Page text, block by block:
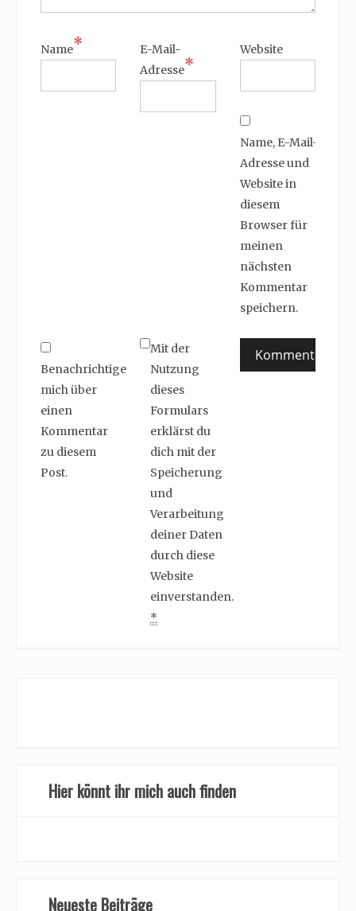
Name*
E-Mail-
Adresse*
Website
Name, E-Mail-
Adresse und
Website in
diesem
Browser für
meinen
nächsten
Kommentar
speichern.
Benachrichtige
mich über
einen
Kommentar
zu diesem
Post.
Mit der
Nutzung
dieses
Formulars
erklärst du
dich mit der
Speicherung
und
Verarbeitung
deiner Daten
durch diese
Website
einverstanden.
*
Hier könnt ihr mich auch finden
Neueste Beiträge